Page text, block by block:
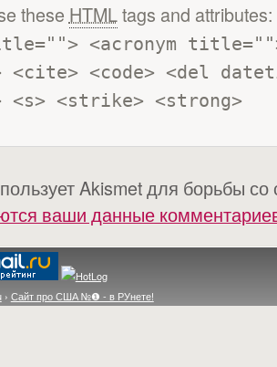
these HTMLtags and attributes:
<acronym
<code> <del
<s> <strike> <strong>
Akismet для борьбы
ваши данные
› Сайт про США №❶ - в РУнете!